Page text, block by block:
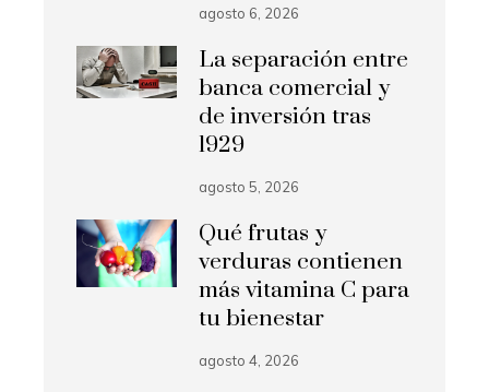
agosto 6, 2026
La separación entre
banca comercial y
de inversión tras
1929
agosto 5, 2026
Qué frutas y
verduras contienen
más vitamina C para
tu bienestar
agosto 4, 2026